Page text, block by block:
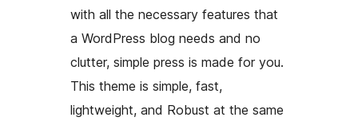
with all the necessary features that
a WordPress blog needs and no
clutter, simple press is made for you.
This theme is simple, fast,
lightweight, and Robust at the same